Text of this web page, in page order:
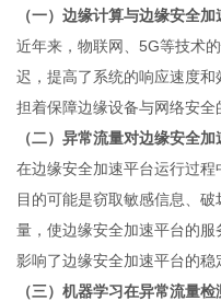
（一）边缘计算与边缘安全
近年来，物联网、5G等技术
迟，提高了系统的响应速度和
担着保障边缘设备与网络安
（二）异常流量对边缘安全
在边缘安全加速平台运行过
目的可能是窃取敏感信息、
量，使边缘安全加速平台的
影响了边缘安全加速平台的
（三）机器学习在异常流量